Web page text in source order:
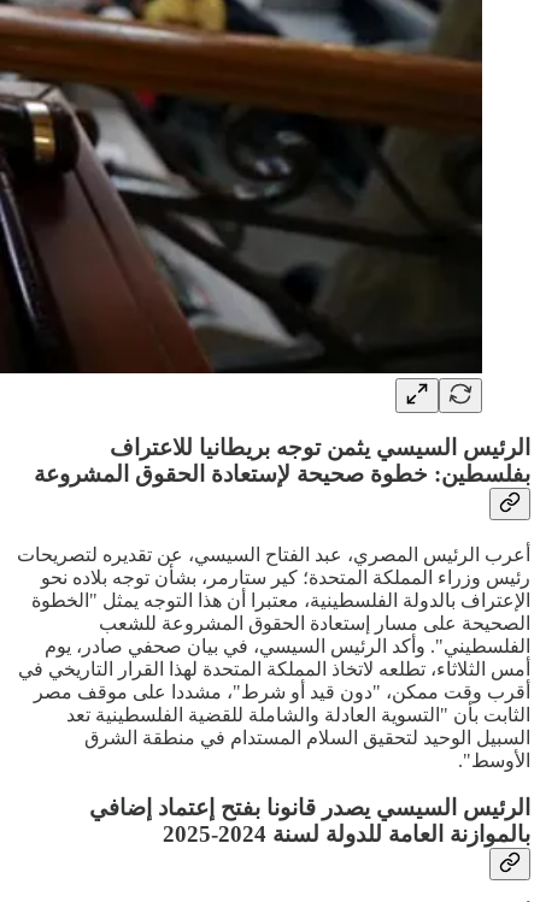
الرئيس السيسي يثمن توجه بريطانيا للاعتراف
بفلسطين: خطوة صحيحة لإستعادة الحقوق المشروعة
أعرب الرئيس المصري، عبد الفتاح السيسي، عن تقديره لتصريحات
رئيس وزراء المملكة المتحدة؛ كير ستارمر، بشأن توجه بلاده نحو
الإعتراف بالدولة الفلسطينية، معتبرا أن هذا التوجه يمثل "الخطوة
الصحيحة على مسار إستعادة الحقوق المشروعة للشعب
الفلسطيني". وأكد الرئيس السيسي، في بيان صحفي صادر، يوم
أمس الثلاثاء، تطلعه لاتخاذ المملكة المتحدة لهذا القرار التاريخي في
أقرب وقت ممكن، "دون قيد أو شرط"، مشددا على موقف مصر
الثابت بأن "التسوية العادلة والشاملة للقضية الفلسطينية تعد
السبيل الوحيد لتحقيق السلام المستدام في منطقة الشرق
الأوسط".
الرئيس السيسي يصدر قانونا بفتح إعتماد إضافي
بالموازنة العامة للدولة لسنة 2024-2025